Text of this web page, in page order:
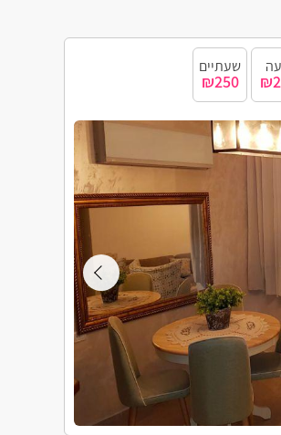
שעתיים
₪250